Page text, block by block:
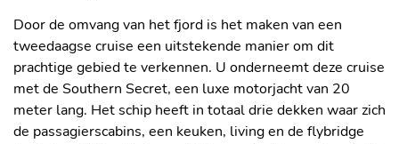
Door de omvang van het fjord is het maken van een
tweedaagse cruise een uitstekende manier om dit
prachtige gebied te verkennen. U onderneemt deze cruise
met de Southern Secret, een luxe motorjacht van 20
meter lang. Het schip heeft in totaal drie dekken waar zich
de passagierscabins, een keuken, living en de flybridge